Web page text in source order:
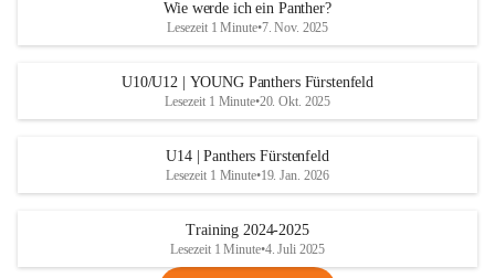
Wie werde ich ein Panther?
Lesezeit 1 Minute•7. Nov. 2025
U10/U12 | YOUNG Panthers Fürstenfeld
Lesezeit 1 Minute•20. Okt. 2025
U14 | Panthers Fürstenfeld
Lesezeit 1 Minute•19. Jan. 2026
Training 2024-2025
Lesezeit 1 Minute•4. Juli 2025